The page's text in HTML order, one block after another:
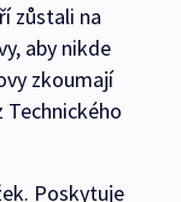
zůstali na
aby nikde
zkoumají
Poskytuje